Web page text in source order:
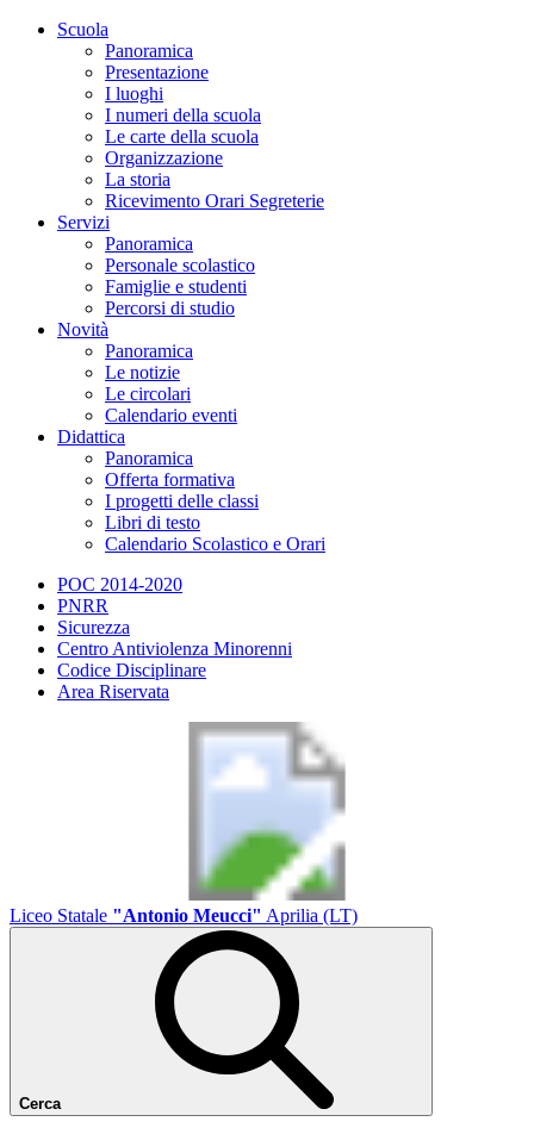
Scuola
Panoramica
Presentazione
I luoghi
I numeri della scuola
Le carte della scuola
Organizzazione
La storia
Ricevimento Orari Segreterie
Servizi
Panoramica
Personale scolastico
Famiglie e studenti
Percorsi di studio
Novità
Panoramica
Le notizie
Le circolari
Calendario eventi
Didattica
Panoramica
Offerta formativa
I progetti delle classi
Libri di testo
Calendario Scolastico e Orari
POC 2014-2020
PNRR
Sicurezza
Centro Antiviolenza Minorenni
Codice Disciplinare
Area Riservata
Liceo Statale "Antonio Meucci" Aprilia (LT)
Cerca